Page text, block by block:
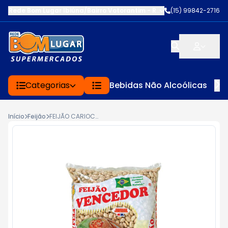
ROD BUNJIRO NAKAO
(15) 99842-2716
Categorias Bebidas Não Alcoólicas
Início Feijão FEIJÃO CARIOCA VENCEDOR 1KG